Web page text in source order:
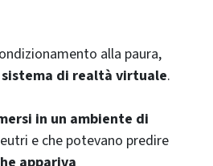
alla paura,
sistema di realtà virtuale.
in un ambiente di
e che potevano predire